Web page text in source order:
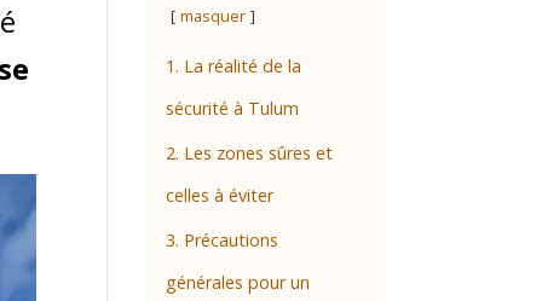
masquer
1. La réalité de la
sécurité à Tulum
2. Les zones sûres et
celles à éviter
3. Précautions
générales pour un